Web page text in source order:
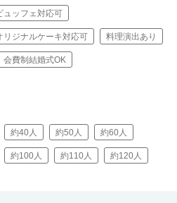
ュッフェ対応可
リジナルケーキ対応可 料理演出あり
会費制結婚式OK
約40人 約50人 約60人
約100人 約110人 約120人